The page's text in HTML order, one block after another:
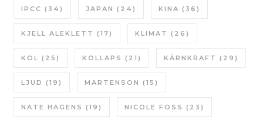
IPCC (34) JAPAN (24) KINA (36)
KJELL ALEKLETT (17) KLIMAT (26)
KOL (25) KOLLAPS (21) KÄRNKRAFT (29)
LJUD (19) MARTENSON (15)
NATE HAGENS (19) NICOLE FOSS (23)